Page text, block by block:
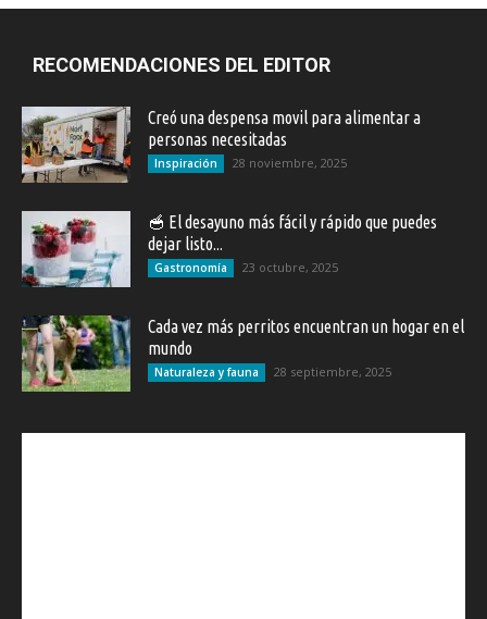
RECOMENDACIONES DEL EDITOR
Creó una despensa movil para alimentar a
personas necesitadas
Inspiración 28 noviembre, 2025
🥣 El desayuno más fácil y rápido que puedes
dejar listo...
Gastronomía 23 octubre, 2025
Cada vez más perritos encuentran un hogar en el
mundo
Naturaleza y fauna 28 septiembre, 2025